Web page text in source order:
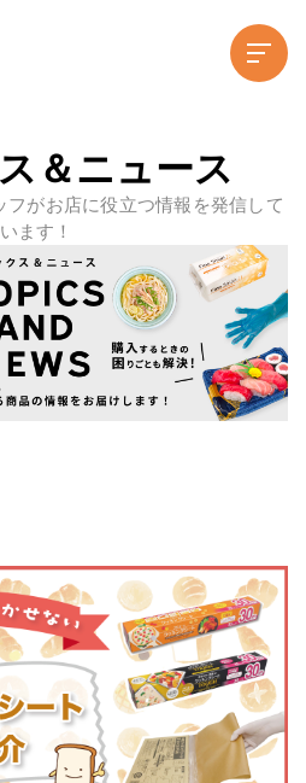
＆ニュース
がお店に役立つ情報を発信して
います！